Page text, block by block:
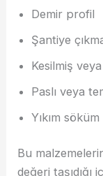
Demir profil
Şantiye
Kesilmiş
Paslı veya
Yıkım
Bu
değeri